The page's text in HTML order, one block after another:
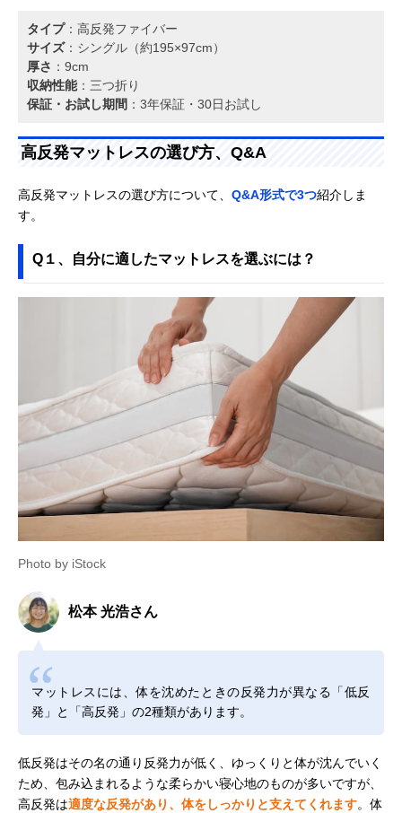
タイプ：高反発ファイバー
サイズ：シングル（約195×97cm）
厚さ ：9cm
収納性能：三つ折り
保証・お試し期間 ：3年保証・30日お試し
高反発マットレスの選び方、Q&A
高反発マットレスの選び方について、 Q&A形式で3つ紹介しま
す。
Q１、自分に適したマットレスを選ぶには？
Photo by iStock
松本 光浩さん
マットレスには、体を沈めたときの反発力が異なる「低反
発」と「高反発」の2種類があります。
低反発はその名の通り反発力が低く、ゆっくりと体が沈んでいく
ため、包み込まれるような柔らかい寝心地のものが多いですが、
高反発は適度な反発があり、体をしっかりと支えてくれます。体